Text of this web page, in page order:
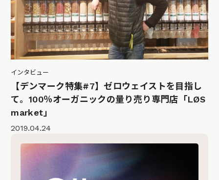
インタビュー
【デンマーク特集#7】ゼロウェイストを目指し
て。100％オーガニックの量り売り専門店「LØS
market」
2019.04.24